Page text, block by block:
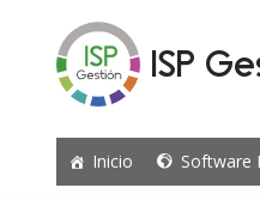
Saltar
contenido
ISP
Inicio Software